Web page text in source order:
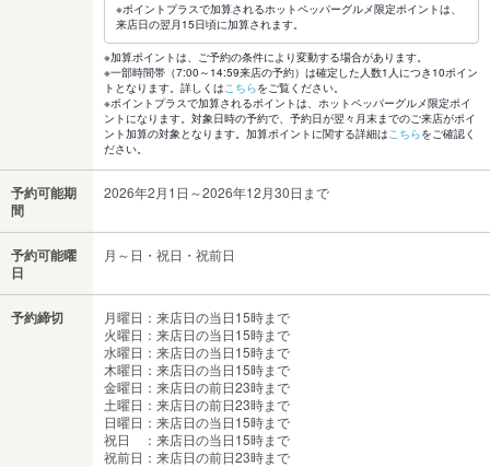
※ポイントプラスで加算されるホットペッパーグルメ限定ポイントは、
来店日の翌月15日頃に加算されます。
※加算ポイントは、ご予約の条件により変動する場合があります。
※一部時間帯（7:00～14:59来店の予約）は確定した人数1人につき10ポイン
トとなります。詳しくはこちらをご覧ください。
※ポイントプラスで加算されるポイントは、ホットペッパーグルメ限定ポイ
ントになります。対象日時の予約で、予約日が翌々月末までのご来店がポイ
ント加算の対象となります。加算ポイントに関する詳細はこちらをご確認く
ださい。
予約可能期
間
2026年2月1日～2026年12月30日まで
予約可能曜
日
月～日・祝日・祝前日
予約締切
月曜日：来店日の当日15時まで
火曜日：来店日の当日15時まで
水曜日：来店日の当日15時まで
木曜日：来店日の当日15時まで
金曜日：来店日の前日23時まで
土曜日：来店日の前日23時まで
日曜日：来店日の当日15時まで
祝日 ：来店日の当日15時まで
祝前日：来店日の前日23時まで